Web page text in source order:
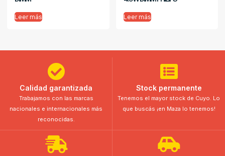
Leer más Leer más
Calidad garantizada
Trabajamos con las marcas
nacionales e internacionales más
reconocidas.
Stock permanente
Tenemos el mayor stock de Cuyo. Lo
que buscás ¡en Maza lo tenemos!